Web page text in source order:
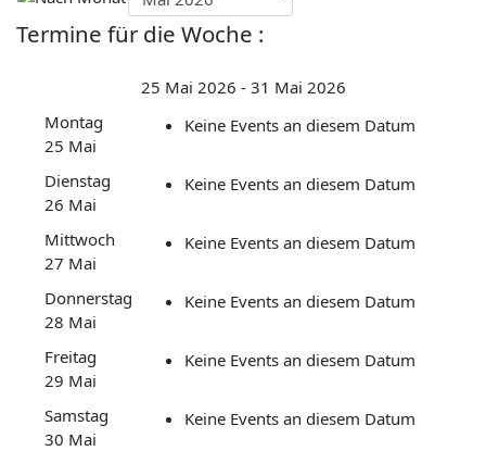
Termine für die Woche :
25 Mai 2026 - 31 Mai 2026
Montag
25 Mai
Keine Events an diesem Datum
Dienstag
26 Mai
Keine Events an diesem Datum
Mittwoch
27 Mai
Keine Events an diesem Datum
Donnerstag
28 Mai
Keine Events an diesem Datum
Freitag
29 Mai
Keine Events an diesem Datum
Samstag
30 Mai
Keine Events an diesem Datum